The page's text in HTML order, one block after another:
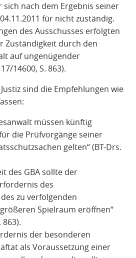
nach dem Ergebnis seiner
für nicht zuständig.
des Ausschusses erfolgten
Zuständigkeit durch den
auf ungenügender
14600, S. 863).
sind die Empfehlungen wie
müssen künftig
die Prüfvorgänge seiner
gelten“ (BT-Drs.
des GBA sollte der
des
zu verfolgenden
Spielraum eröffnen“
863).
der besonderen
als Voraussetzung einer